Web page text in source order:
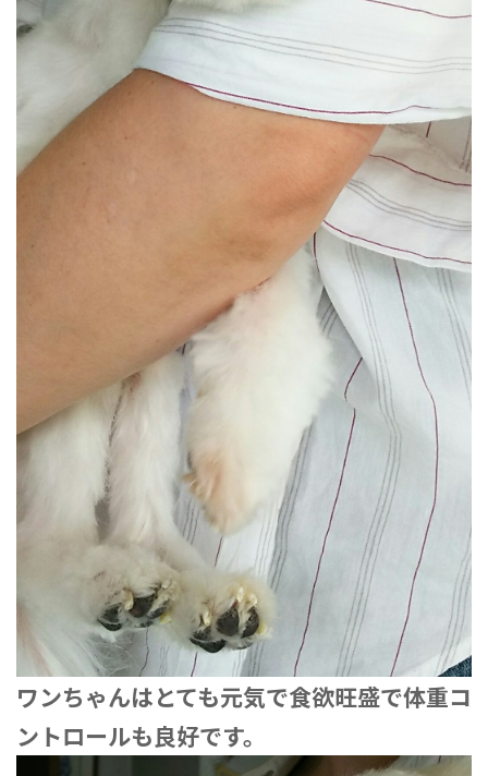
ワンちゃんはとても元気で食欲旺盛で体重コ
ントロールも良好です。